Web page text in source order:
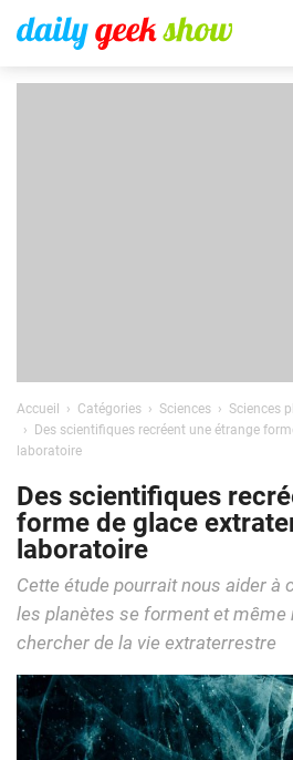
Accueil Catégories Sciences
Sciences
Des scientifiques recréent une étrange
laboratoire
Des scientifiques
forme de glace
laboratoire
Cette étude pourrait nous aider à
les planètes se forment et même
chercher de la vie extraterrestre